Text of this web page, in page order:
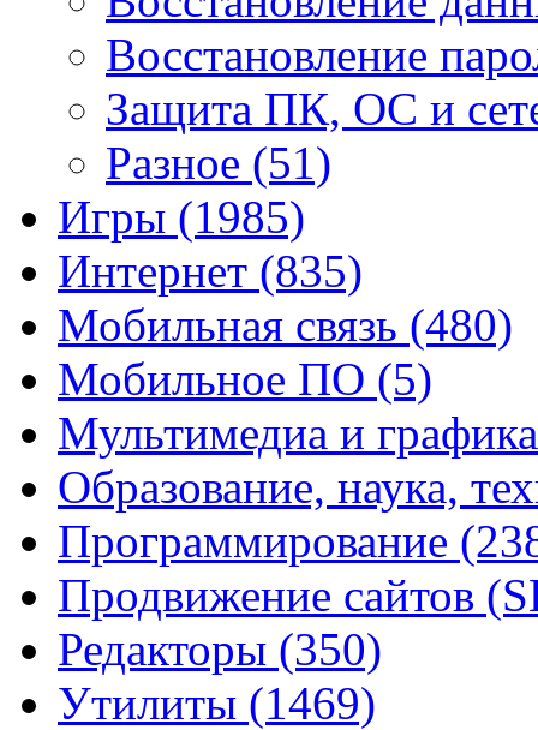
Восстановление
Защита ПК, ОС и
Разное (51)
Игры (1985)
Интернет (835)
Мобильная связь (480)
Мобильное ПО (5)
Мультимедиа и
Образование, наука,
Программирование
Продвижение сайтов
Редакторы (350)
Утилиты (1469)